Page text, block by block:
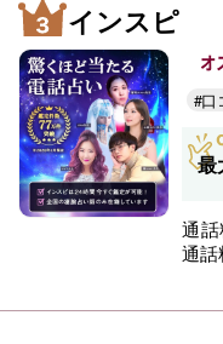
インスピ
オ
#口
最
通話
通